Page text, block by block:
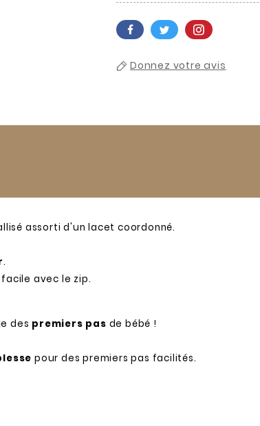
Donnez votre avis
assorti d'un lacet coordonné.
.
avec le zip.
des premiers pas de bébé !
pour des premiers pas facilités.